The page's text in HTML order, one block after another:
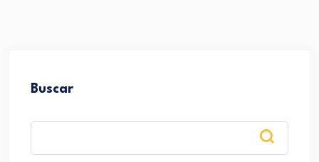
Buscar